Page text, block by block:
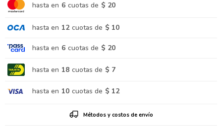
hasta en 6 cuotas de $ 20
hasta en 12 cuotas de $ 10
hasta en 6 cuotas de $ 20
hasta en 18 cuotas de $ 7
hasta en 10 cuotas de $ 12
Métodos y costos de envío